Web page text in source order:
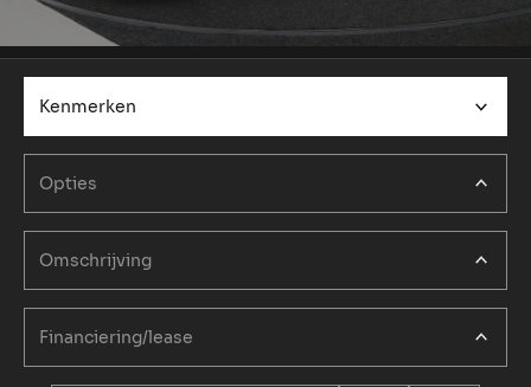
Kenmerken
Opties
Omschrijving
Financiering/lease